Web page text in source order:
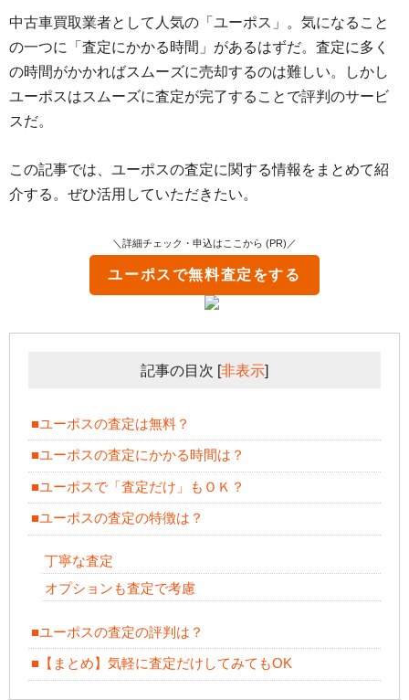
中古車買取業者として人気の「ユーポス」。気になること
の一つに「査定にかかる時間」があるはずだ。査定に多く
の時間がかかればスムーズに売却するのは難しい。しかし
ユーポスはスムーズに査定が完了することで評判のサービ
スだ。
この記事では、ユーポスの査定に関する情報をまとめて紹
介する。ぜひ活用していただきたい。
＼詳細チェック・申込はここから (PR)／
ユーポスで無料査定をする
記事の目次 [非表示]
■ユーポスの査定は無料？
■ユーポスの査定にかかる時間は？
■ユーポスで「査定だけ」もＯＫ？
■ユーポスの査定の特徴は？
丁寧な査定
オプションも査定で考慮
■ユーポスの査定の評判は？
■【まとめ】気軽に査定だけしてみてもOK